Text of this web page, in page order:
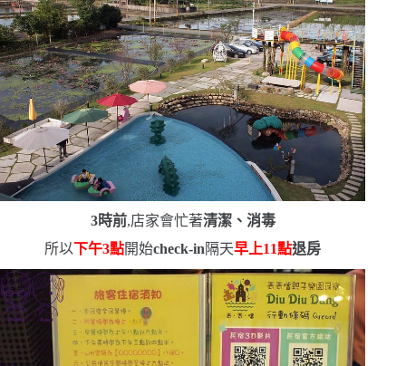
3時前,店家會忙著清潔、消毒
所以下午3點開始check-in 隔天早上11點退房